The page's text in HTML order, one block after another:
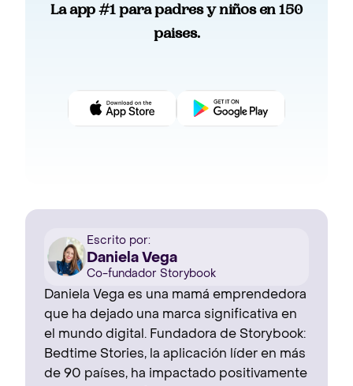
La app #1 para padres y niños en 150
paises.
Escrito por:
Daniela Vega
Co-fundador Storybook
Daniela Vega es una mamá emprendedora
que ha dejado una marca significativa en
el mundo digital. Fundadora de Storybook:
Bedtime Stories, la aplicación líder en más
de 90 países, ha impactado positivamente